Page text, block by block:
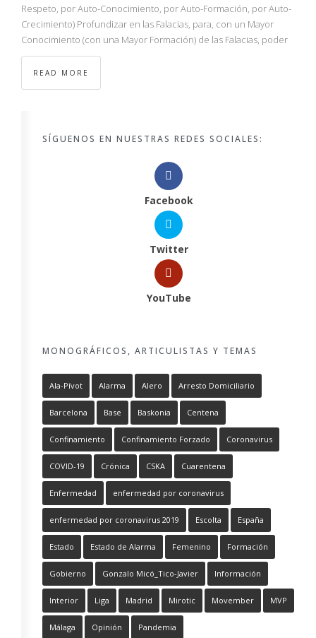
Respeto, por Auto-Conocimiento, por Auto-Formación, por Auto-
Crecimiento) Profundizar en las Falacias, para, con un Mayor
Conocimiento (con una Mayor Formación) de las Falacias, poder
READ MORE
SÍGUENOS EN NUESTRAS REDES SOCIALES:
Facebook
Twitter
YouTube
MONOGRÁFICOS, ARTICULISTAS Y TEMAS
Ala-Pívot Alarma Alero Arresto Domiciliario
Barcelona Base Baskonia Centena
Confinamiento Confinamiento Forzado Coronavirus
COVID-19 Crónica CSKA Cuarentena
Enfermedad enfermedad por coronavirus
enfermedad por coronavirus 2019 Escolta España
Estado Estado de Alarma Femenino Formación
Gobierno Gonzalo Micó_Tico-Javier Información
Interior Liga Madrid Mirotic Movember MVP
Málaga Opinión Pandemia